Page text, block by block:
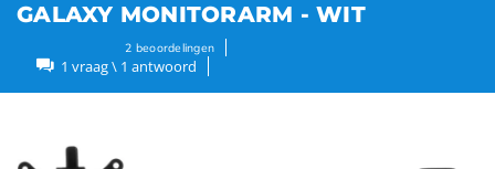
GALAXY MONITORARM - WIT
2 beoordelingen
1 vraag \ 1 antwoord